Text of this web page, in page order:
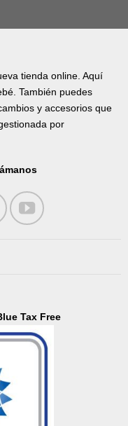
tienda online. Aquí
También puedes
y accesorios que
por
Tax Free